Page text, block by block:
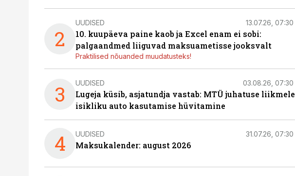
2
UUDISED 13.07.26, 07:30
10. kuupäeva paine kaob ja Excel enam ei sobi:
palgaandmed liiguvad maksuametisse jooksvalt
Praktilised nõuanded muudatusteks!
3 UUDISED 03.08.26, 07:30
Lugeja küsib, asjatundja vastab: MTÜ juhatuse liikmele
isikliku auto kasutamise hüvitamine
4 UUDISED 31.07.26, 07:30
Maksukalender: august 2026